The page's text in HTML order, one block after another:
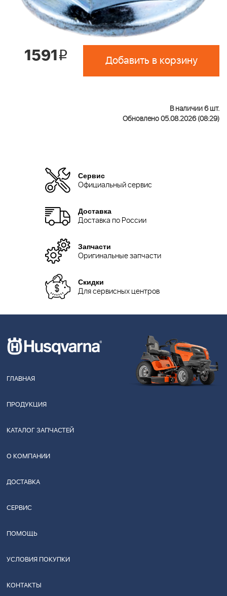
1591i Добавить в корзину
В наличии 6 шт.
Обновлено 05.08.2026 (08:29)
Сервис
Официальный сервис
Доставка
Доставка по России
Запчасти
Оригинальные запчасти
Скидки
Для сервисных центров
ГЛАВНАЯ
ПРОДУКЦИЯ
КАТАЛОГ ЗАПЧАСТЕЙ
О КОМПАНИИ
ДОСТАВКА
СЕРВИС
ПОМОЩЬ
УСЛОВИЯ ПОКУПКИ
КОНТАКТЫ